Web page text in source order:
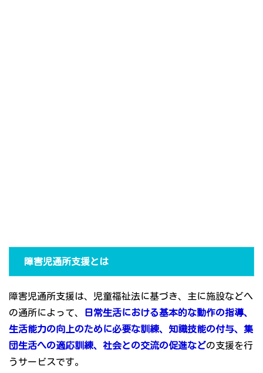
障害児通所支援とは
障害児通所支援は、児童福祉法に基づき、主に施設などへ
の通所によって、
日常生活における基本的な動作の指導、
生活能力の向上のために必要な訓練、知識技能の付与、集
団生活への適応訓練、社会との交流の促進などの支援を行
うサービスです。